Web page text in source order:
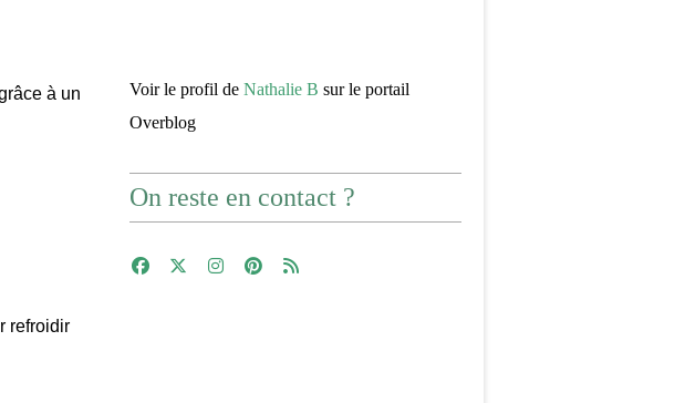
à un
refroidir
Voir le profil de Nathalie B sur le portail
Overblog
On reste en contact ?